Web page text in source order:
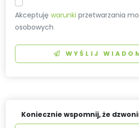
Akceptujęwarunki przetwarzania
osobowych
WYŚLIJ
Koniecznie wspomnij, że